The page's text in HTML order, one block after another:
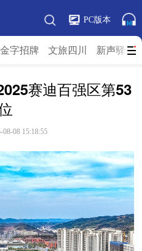
PC版本
金字招牌 文旅四川 新声驿站
赛迪百强区第53
08-08 15:18:55